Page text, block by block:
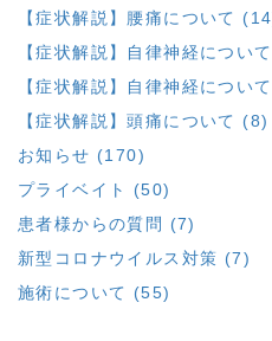
【症状解説】腰痛について
【症状解説】自律神経につい
【症状解説】自律神経につい
【症状解説】頭痛について (8)
お知らせ (170)
プライベイト (50)
患者様からの質問 (7)
新型コロナウイルス対策 (7)
施術について (55)